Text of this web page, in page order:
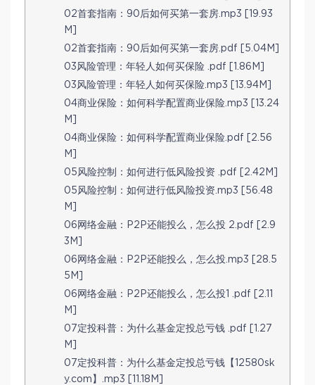
02首套指南：90后如何买第一套房.mp3 [19.93
M]
02首套指南：90后如何买第一套房.pdf [5.04M]
03风险管理：年轻人如何买保险 .pdf [1.86M]
03风险管理：年轻人如何买保险.mp3 [13.94M]
04商业保险：如何科学配置商业保险.mp3 [13.24
M]
04商业保险：如何科学配置商业保险.pdf [2.56
M]
05风险控制：如何进行低风险投资 .pdf [2.42M]
05风险控制：如何进行低风险投资.mp3 [56.48
M]
06网络金融：P2P还能投么，怎么投 2.pdf [2.9
3M]
06网络金融：P2P还能投么，怎么投.mp3 [28.5
5M]
06网络金融：P2P还能投么，怎么投1 .pdf [2.11
M]
07定投科普：为什么基金定投总亏钱 .pdf [1.27
M]
07定投科普：为什么基金定投总亏钱【12580sk
y.com】.mp3 [11.18M]